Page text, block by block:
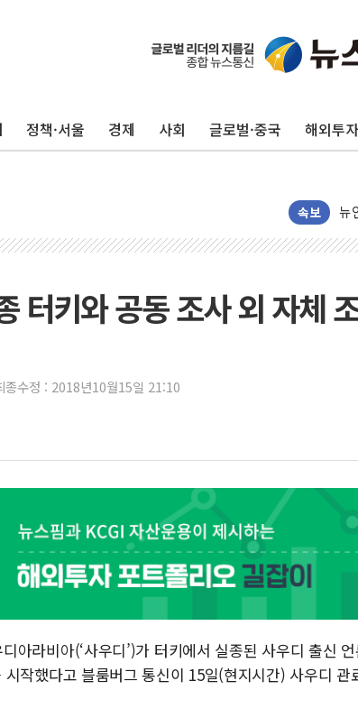
정책·서울 경제 사회 글로벌·중국 해외투자
속보
[
유
듀
포
진
CJ
日
[
터키와 공동 조사 외 자체
종수정 : 2018년10월15일 21:10
아라비아(‘사우디’)가 터키에서 실종된 사우디 출신
작했다고 블룸버그 통신이 15일(현지시간) 사우디 관